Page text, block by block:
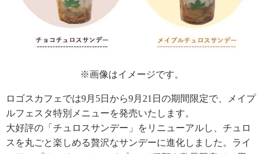
※画像はイメージです。
ロゴスカフェでは9月5日から9月21日の期間限定で、メイプ
ルフェスタ特別メニューを発売いたします。
大好評の「チュロスサンデー」をリニューアルし、チュロ
スを丸ごと楽しめる贅沢なサンデーに進化しました。ライ